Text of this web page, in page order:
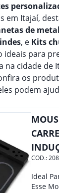
em Itajaí,
de
, e Kits
ideais para
na cidade de
os
podem
COD.:
Ideal
Esse